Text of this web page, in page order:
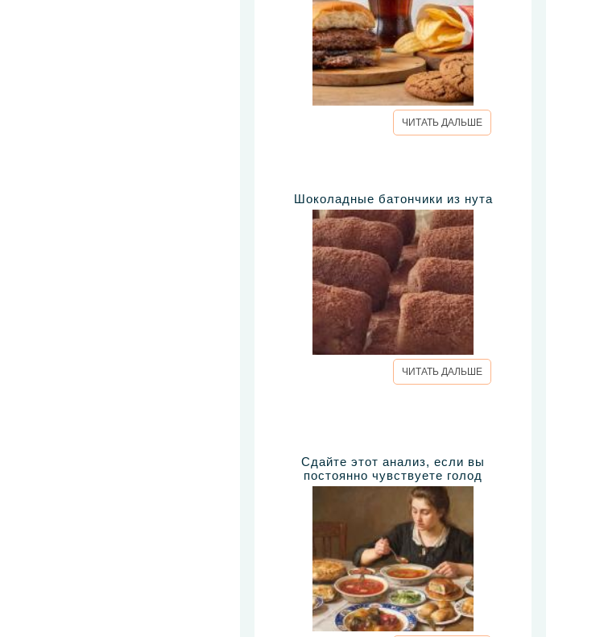
ЧИТАТЬ ДАЛЬШЕ
Шоколадные батончики из нута
ЧИТАТЬ ДАЛЬШЕ
Сдайте этот анализ, если вы
постоянно чувствуете голод